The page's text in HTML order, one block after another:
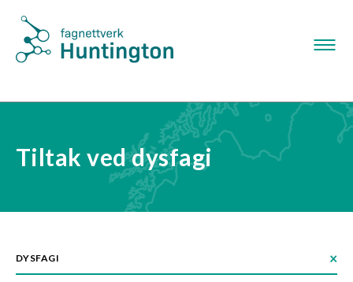
o
a
Tiltak ved dysfagi
DYSFAGI